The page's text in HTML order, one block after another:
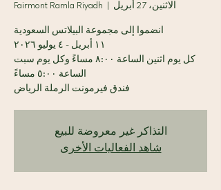
الاثنين، 27 أبريل Fairmont Ramla Riyadh
كل يوم اثنين الساعة ٨:٠٠ مساءً وكل يوم سبت
فندق فيرمونت الرملة الرياض
التذاكر غير معروضة للبيع
شاهد الفعاليات الأخرى